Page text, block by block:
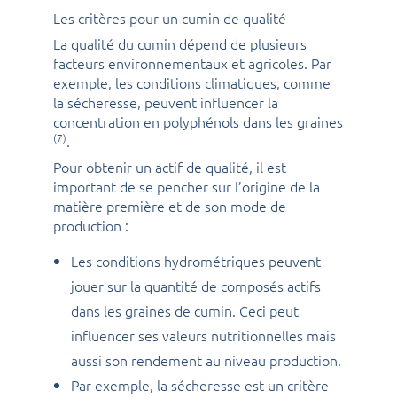
Les critères pour un cumin de qualité
La qualité du cumin dépend de plusieurs
facteurs environnementaux et agricoles. Par
exemple, les conditions climatiques, comme
la sécheresse, peuvent influencer la
concentration en polyphénols dans les graines
(7).
Pour obtenir un actif de qualité, il est
important de se pencher sur l’origine de la
matière première et de son mode de
production :
Les conditions hydrométriques peuvent
jouer sur la quantité de composés actifs
dans les graines de cumin. Ceci peut
influencer ses valeurs nutritionnelles mais
aussi son rendement au niveau production.
Par exemple, la sécheresse est un critère